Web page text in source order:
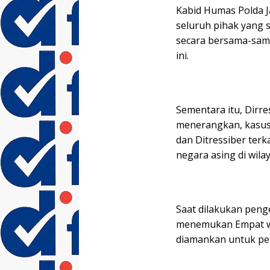
Kabid Humas Polda
seluruh pihak yang
secara bersama-
ini.
Sementara itu,
menerangkan,
dan Ditressiber
negara asing di
Saat dilakukan
menemukan Empat
diamankan untuk